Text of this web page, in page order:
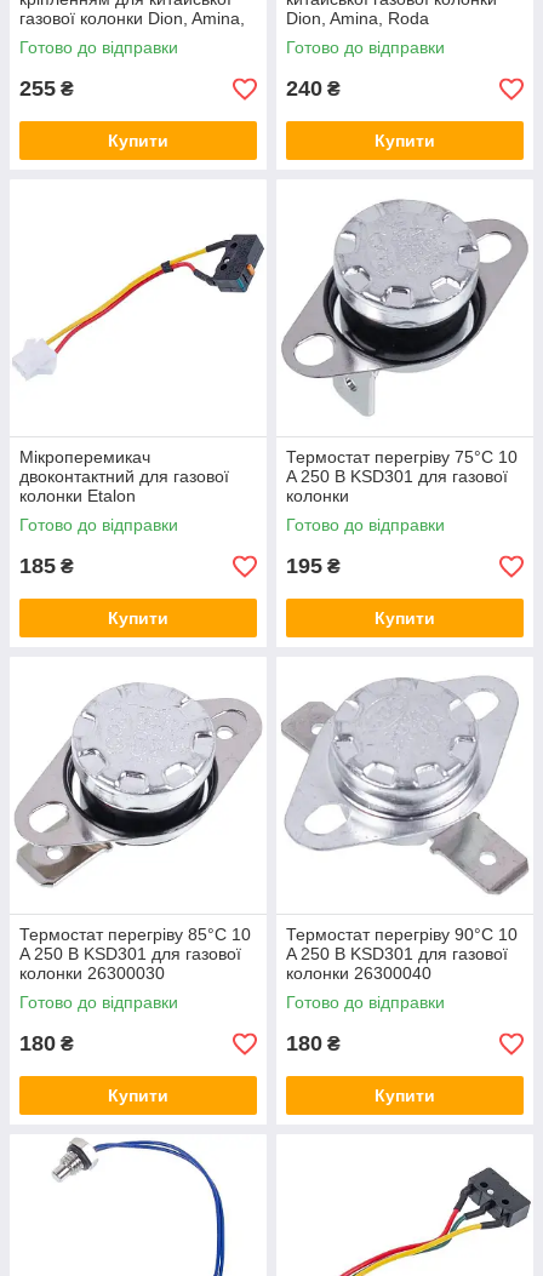
газової колонки Dion, Amina,
Roda (універсальний)
Готово до відправки
255 ₴
Купити
Dion, Amina, Roda
(універсальний)
Готово до відправки
240 ₴
Купити
Мікроперемикач
двоконтактний для газової
колонки Etalon
Готово до відправки
185 ₴
Купити
Термостат перегріву 75°C 10
A 250 В KSD301 для газової
колонки
Готово до відправки
195 ₴
Купити
Термостат перегріву 85°C 10
A 250 В KSD301 для газової
колонки 26300030
Готово до відправки
180 ₴
Купити
Термостат перегріву 90°C 10
A 250 В KSD301 для газової
колонки 26300040
Готово до відправки
180 ₴
Купити